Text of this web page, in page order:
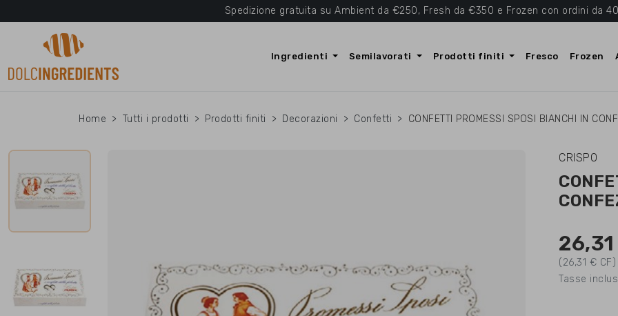
Spedizione gratuita su Ambient da €250, Fresh da €350 e Frozen con ordini da
Ingredienti Semilavorati Prodotti finiti Fresco Frozen
Home Tutti i prodotti Prodotti finiti Decorazioni Confetti CONFETTI PROMESSI SPOSI BIANCHI IN
CRISPO
(26,31 € CF)
Tasse